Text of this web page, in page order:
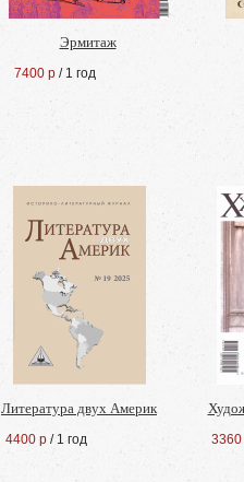
Эрмитаж
7400 р / 1 год
Литература двух Америк
4400 р / 1 год 3360